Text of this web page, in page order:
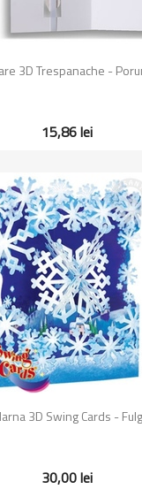
3D Trespanache -
15,86 lei
3D Swing Cards -
30,00 lei